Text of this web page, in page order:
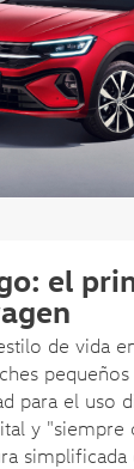
el
de vida
pequeños
para el uso
y "siempre